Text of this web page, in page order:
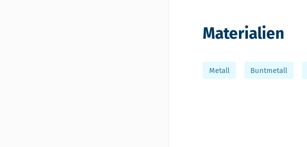
Materialien
Metall Buntmetall